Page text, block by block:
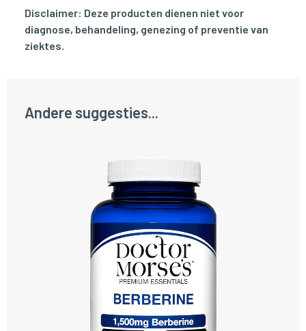
Disclaimer: Deze producten dienen niet voor
diagnose, behandeling, genezing of preventie van
ziektes.
Andere suggesties...